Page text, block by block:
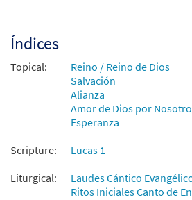
Índices
Topical:
Reino / Reino de Dios
Salvación
Alianza
Amor de Dios por
Esperanza
Scripture:
Lucas 1
Liturgical:
Laudes Cántico
Ritos Iniciales Canto de